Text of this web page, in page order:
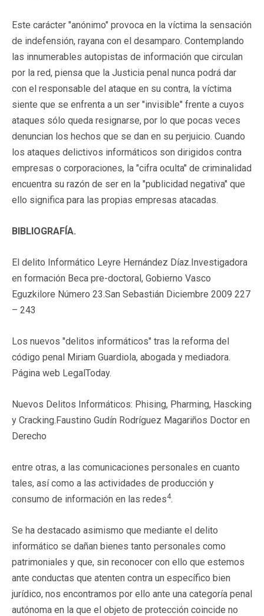
Este carácter "anónimo" provoca en la víctima la sensación
de indefensión, rayana con el desamparo. Contemplando
las innumerables autopistas de información que circulan
por la red, piensa que la Justicia penal nunca podrá dar
con el responsable del ataque en su contra, la víctima
siente que se enfrenta a un ser "invisible" frente a cuyos
ataques sólo queda resignarse, por lo que pocas veces
denuncian los hechos que se dan en su perjuicio. Cuando
los ataques delictivos informáticos son dirigidos contra
empresas o corporaciones, la "cifra oculta" de criminalidad
encuentra su razón de ser en la "publicidad negativa" que
ello significa para las propias empresas atacadas.
BIBLIOGRAFÍA.
El delito Informático Leyre Hernández Díaz.Investigadora
en formación Beca pre-doctoral, Gobierno Vasco
Eguzkilore Número 23.San Sebastián Diciembre 2009 227
– 243
Los nuevos "delitos informáticos" tras la reforma del
código penal Miriam Guardiola, abogada y mediadora.
Página web LegalToday.
Nuevos Delitos Informáticos: Phising, Pharming, Hascking
y Cracking.Faustino Gudín Rodríguez Magariños Doctor en
Derecho
entre otras, a las comunicaciones personales en cuanto
tales, así como a las actividades de producción y
consumo de información en las redes4.
Se ha destacado asimismo que mediante el delito
informático se dañan bienes tanto personales como
patrimoniales y que, sin reconocer con ello que estemos
ante conductas que atenten contra un específico bien
jurídico, nos encontramos por ello ante una categoría penal
autónoma en la que el objeto de protección coincide no